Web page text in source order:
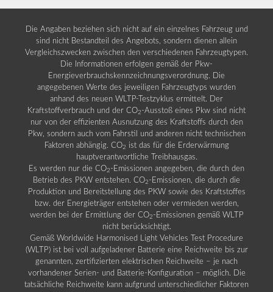
Die Angaben beziehen sich nicht auf ein einzelnes Fahrzeug und
sind nicht Bestandteil des Angebots, sondern dienen allein
Vergleichszwecken zwischen den verschiedenen Fahrzeugtypen.
Die Informationen erfolgen gemäß der Pkw-
Energieverbrauchskennzeichnungsverordnung. Die
angegebenen Werte des jeweiligen Fahrzeugtyps wurden
anhand des neuen WLTP-Testzyklus ermittelt. Der
Kraftstoffverbrauch und der CO2 -Ausstoß eines Pkw sind nicht
nur von der effizienten Ausnutzung des Kraftstoffs durch den
Pkw, sondern auch vom Fahrstil und anderen nicht technischen
Faktoren abhängig. CO2 ist das für die Erderwärmung
hauptverantwortliche Treibhausgas.
Es werden nur die CO2 -Emissionen angegeben, die durch den
Betrieb des PKW entstehen. CO2 -Emissionen, die durch die
Produktion und Bereitstellung des PKW sowie des Kraftstoffes
bzw. der Energieträger entstehen oder vermieden werden,
werden bei der Ermittlung der CO2 -Emissionen gemäß WLTP
nicht berücksichtigt.
Gemäß Worldwide Harmonised Light Vehicles Test Procedure
(WLTP) ist bei voll aufgeladener Batterie eine Reichweite bis zur
genannten, zertifizierten elektrischen Reichweite – je nach
vorhandener Serien- und Batterie-Konfiguration – möglich. Die
tatsächliche Reichweite kann aufgrund unterschiedlicher Faktoren